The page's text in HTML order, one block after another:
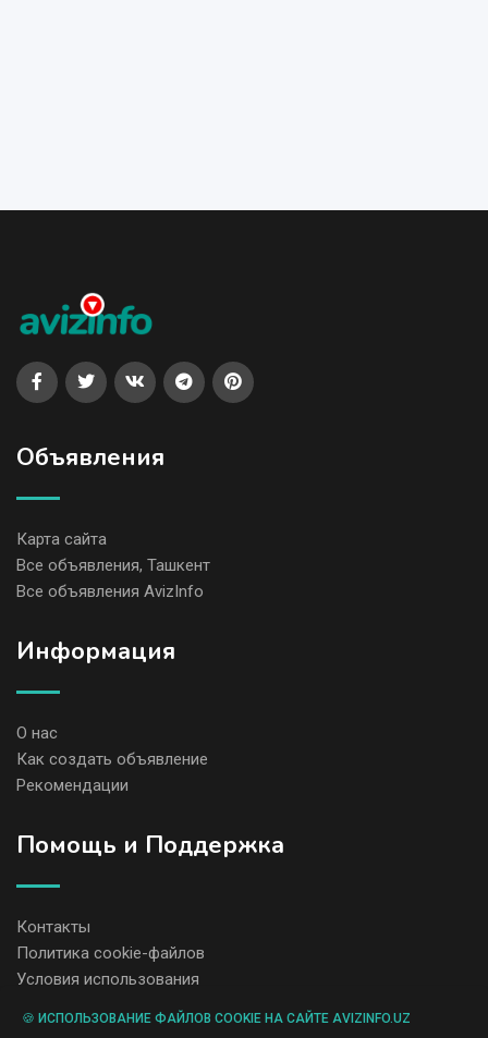
Объявления
Карта сайта
Все объявления, Ташкент
Все объявления AvizInfo
Информация
О нас
Как создать объявление
Рекомендации
Помощь и Поддержка
Контакты
Политика cookie-файлов
Условия использования
🍪 ИСПОЛЬЗОВАНИЕ ФАЙЛОВ COOKIE НА САЙТЕ AVIZINFO.UZ